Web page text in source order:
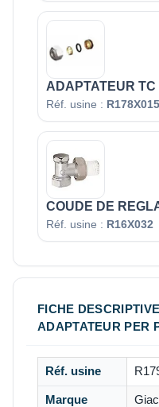
ADAPTATEUR TC
Réf. usine : R178X015
COUDE DE
Réf. usine : R16X032
FICHE
ADAPTATEUR PER
Réf. usine
Marque